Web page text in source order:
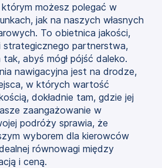
możesz polegać w
jak na naszych własnych
To obietnica jakości,
strategicznego partnerstwa,
abyś mógł pójść daleko.
nawigacyjna jest na drodze,
w których wartość
dokładnie tam, gdzie jej
zaangażowanie w
podróży sprawia, że
wyborem dla kierowców
równowagi między
i ceną.